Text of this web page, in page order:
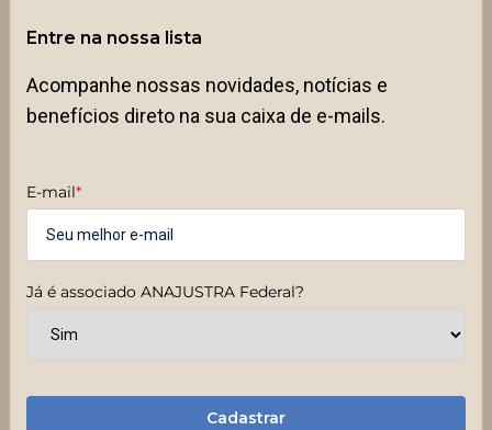
Entre na nossa lista
Acompanhe nossas novidades, notícias e
benefícios direto na sua caixa de e-mails.
E-mail*
Já é associado ANAJUSTRA Federal?
Cadastrar